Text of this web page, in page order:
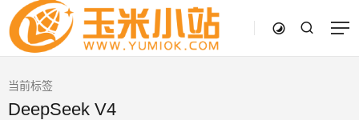
当前标签
DeepSeek V4